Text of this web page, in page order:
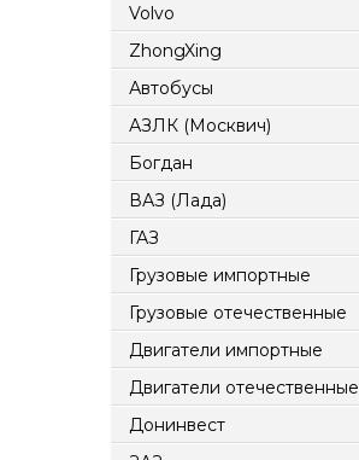
Volvo
ZhongXing
Автобусы
АЗЛК (Москвич)
Богдан
ВАЗ (Лада)
ГАЗ
Грузовые импортные
Грузовые отечественные
Двигатели импортные
Двигатели отечественные
Донинвест